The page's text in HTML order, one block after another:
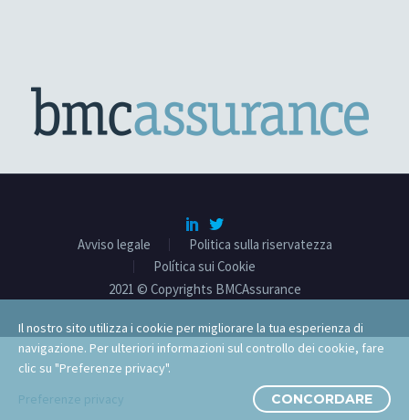
Avviso legale
Politica sulla riservatezza
Política sui Cookie
2021 © Copyrights BMCAssurance
Il nostro sito utilizza i cookie per migliorare la tua esperienza di
navigazione. Per ulteriori informazioni sul controllo dei cookie, fare
clic su "Preferenze privacy".
Preferenze privacy
CONCORDARE